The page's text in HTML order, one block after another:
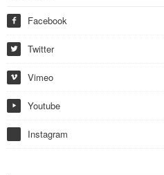
f Facebook
w Twitter
i Vimeo
y Youtube
Instagram